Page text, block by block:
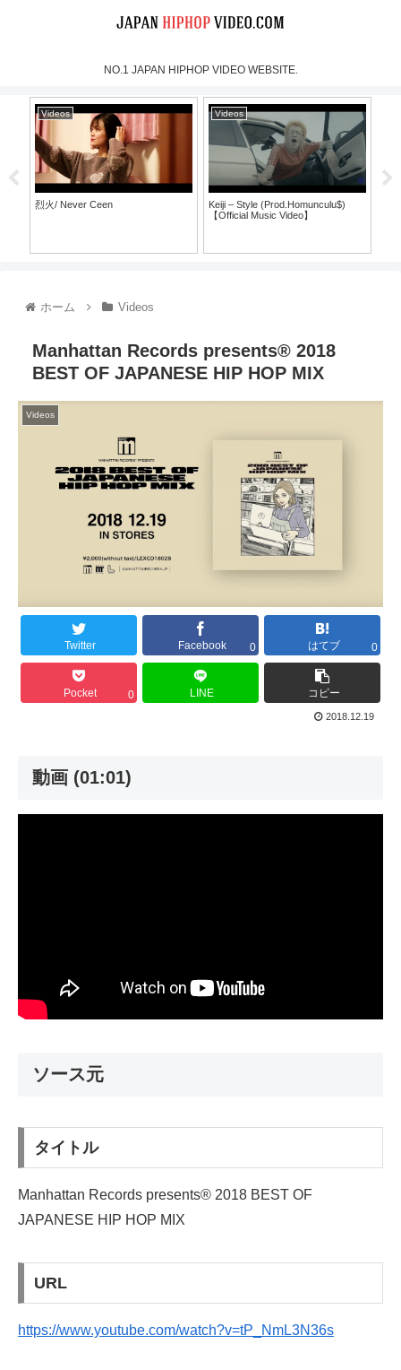
NO.1 JAPAN HIPHOP VIDEO WEBSITE.
Videos
烈火/ Never Ceen
Videos
Keiji – Style (Prod.Homunculu$)
【Official Music Video】
ホーム Videos
Manhattan Records presents® 2018
BEST OF JAPANESE HIP HOP MIX
Videos
Twitter Facebook 0 はてブ 0
Pocket 0 LINE コピー
2018.12.19
動画 (01:01)
ソース元
タイトル
Manhattan Records presents® 2018 BEST OF
JAPANESE HIP HOP MIX
URL
https://www.youtube.com/watch?v=tP_NmL3N36s